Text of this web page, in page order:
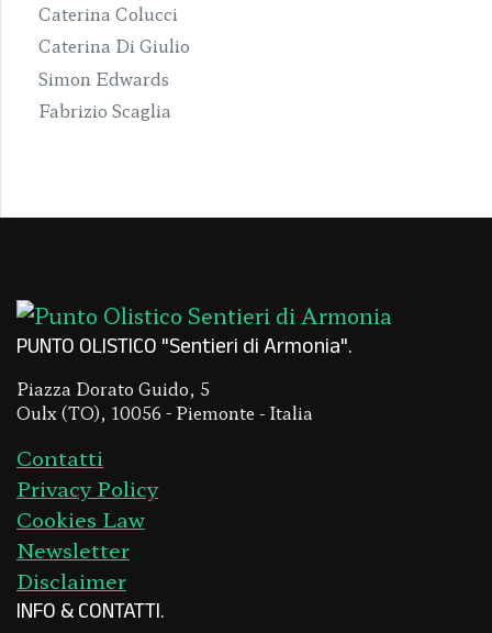
Caterina Colucci
Caterina Di Giulio
Simon Edwards
Fabrizio Scaglia
PUNTO OLISTICO "Sentieri di Armonia"
Piazza Dorato Guido, 5
Oulx (TO), 10056 - Piemonte - Italia
Contatti
Privacy Policy
Cookies Law
Newsletter
Disclaimer
INFO & CONTATTI